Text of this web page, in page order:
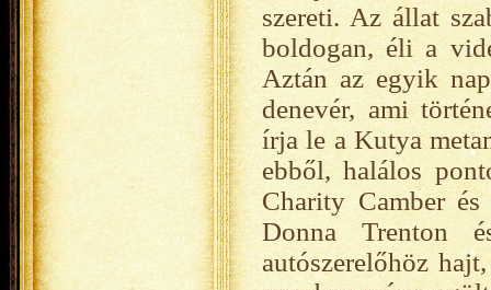
szereti. Az állat
boldogan, éli a
Aztán az egyik
denevér, ami
írja le a Kutya
ebből, halálos
Charity Camber
Donna Trenton
autószerelőhöz